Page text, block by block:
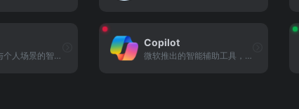
专注于企业与个人场景的智能对话模型，提供定制化交互服务，支持多领域需求适配。
Copilot
微软推出的智能辅助工具，集成于办公场景，提供文本生成、代码辅助、信息整理等功能。